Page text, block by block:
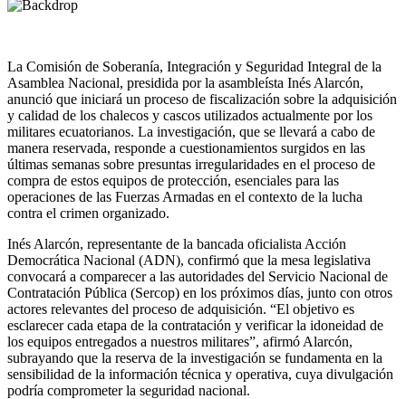
La Comisión de Soberanía, Integración y Seguridad Integral de la
Asamblea Nacional, presidida por la asambleísta Inés Alarcón,
anunció que iniciará un proceso de fiscalización sobre la adquisición
y calidad de los chalecos y cascos utilizados actualmente por los
militares ecuatorianos. La investigación, que se llevará a cabo de
manera reservada, responde a cuestionamientos surgidos en las
últimas semanas sobre presuntas irregularidades en el proceso de
compra de estos equipos de protección, esenciales para las
operaciones de las Fuerzas Armadas en el contexto de la lucha
contra el crimen organizado.
Inés Alarcón, representante de la bancada oficialista Acción
Democrática Nacional (ADN), confirmó que la mesa legislativa
convocará a comparecer a las autoridades del Servicio Nacional de
Contratación Pública (Sercop) en los próximos días, junto con otros
actores relevantes del proceso de adquisición. “El objetivo es
esclarecer cada etapa de la contratación y verificar la idoneidad de
los equipos entregados a nuestros militares”, afirmó Alarcón,
subrayando que la reserva de la investigación se fundamenta en la
sensibilidad de la información técnica y operativa, cuya divulgación
podría comprometer la seguridad nacional.